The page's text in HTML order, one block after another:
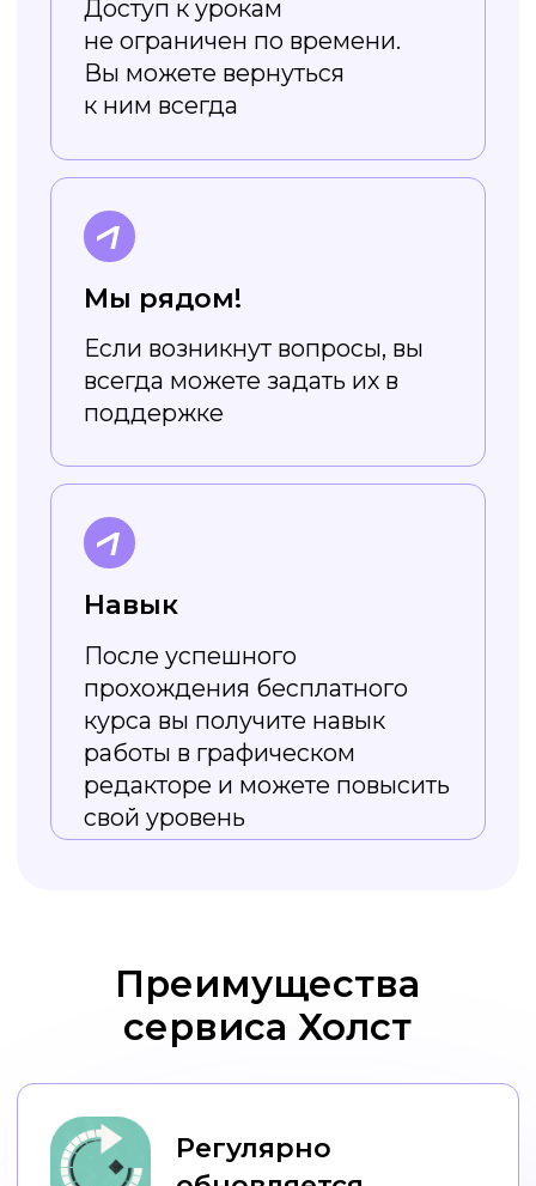
Поддерживает
кириллические
Все шрифты в приложении
адаптированы под кириллицу, так
что вам не нужно ограничивать
себя в выборе
Не требует
навыков дизайна
Редактор устроен очень просто,
а в уроках вы научитесь легко
создавать стильный
и эффектный дизайн
Начать уроки
Из курса вы
узнаете
Как работать
соцсетей и зачем оно нужно